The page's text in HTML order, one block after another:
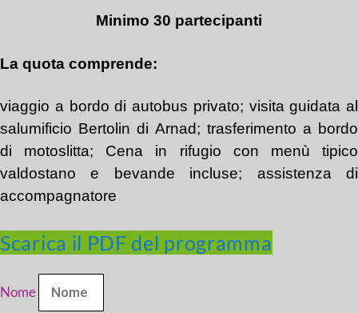
Minimo 30 partecipanti
La quota comprende:
viaggio a bordo di autobus privato; visita guidata al
salumificio Bertolin di Arnad; trasferimento a bordo
di motoslitta; Cena in rifugio con menù tipico
valdostano e bevande incluse; assistenza di
accompagnatore
Scarica il PDF del programma
Nome